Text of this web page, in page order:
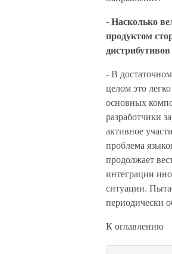
- Насколько
продуктом
- В
целом это
основных
разработчики
активное
проблема
продолжает
интеграции
ситуации.
периодически
К оглавлению